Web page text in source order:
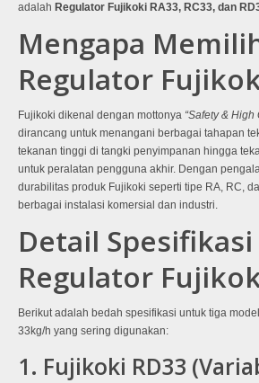
adalah Regulator Fujikoki RA33, RC33, dan
Mengapa
Regulator
Fujikoki dikenal dengan mottonya “Safety & High
dirancang untuk menangani berbagai tahapan
tekanan tinggi di tangki penyimpanan hingga
untuk peralatan pengguna akhir. Dengan
durabilitas produk Fujikoki seperti tipe RA, RC,
berbagai instalasi komersial dan industri.
Detail
Regulator
Berikut adalah bedah spesifikasi untuk tiga
33kg/h yang sering digunakan:
1. Fujikoki RD33